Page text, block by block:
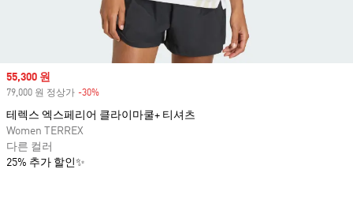
Sale price
55,300 원
79,000 원 정상가 -30%
테렉스 엑스페리어 클라이마쿨+ 티셔츠
Women TERREX
다른 컬러
25% 추가 할인✨